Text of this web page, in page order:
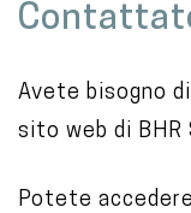
a
n
c
Avete bisogno
sito web di BHR
Potete